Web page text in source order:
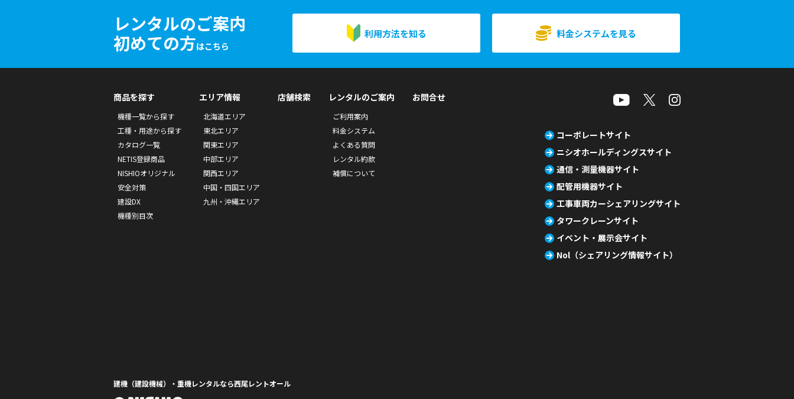
レンタルのご案内
初めての方はこちら
利用方法を知る 料金システムを見る
商品を探す
機種一覧から探す
工種・用途から探す
カタログ一覧
NETIS登録商品
NISHIOオリジナル
安全対策
建設DX
機種別目次
エリア情報
北海道エリア
東北エリア
関東エリア
中部エリア
関西エリア
中国・四国エリア
九州・沖縄エリア
店舗検索 レンタルのご案内
ご利用案内
料金システム
よくある質問
レンタル約款
補償について
お問合せ
コーポレートサイト
ニシオホールディングスサイト
通信・測量機器サイト
配管用機器サイト
工事車両カーシェアリングサイト
タワークレーンサイト
イベント・展示会サイト
Nol（シェアリング情報サイト）
建機（建設機械）・重機レンタルなら西尾レントオール